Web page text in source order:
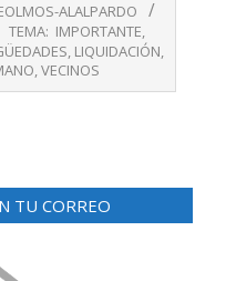
ALALPARDO
TEMA: IMPORTANTE,
, LIQUIDACIÓN,
,VECINOS
TU CORREO